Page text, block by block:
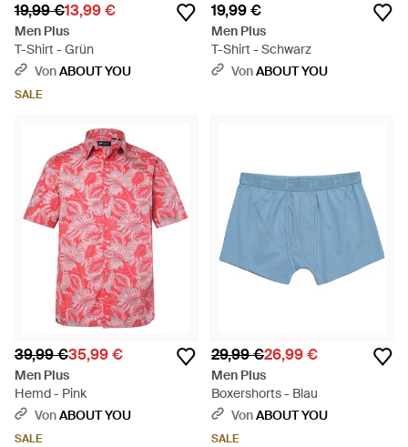
19,99 €13,99 €
Men Plus
T-Shirt - Grün
VonABOUT YOU
SALE
19,99 €
Men Plus
T-Shirt - Schwarz
VonABOUT YOU
39,99 €35,99 €
Men Plus
Hemd - Pink
VonABOUT YOU
SALE
29,99 €26,99 €
Men Plus
Boxershorts - Blau
VonABOUT YOU
SALE